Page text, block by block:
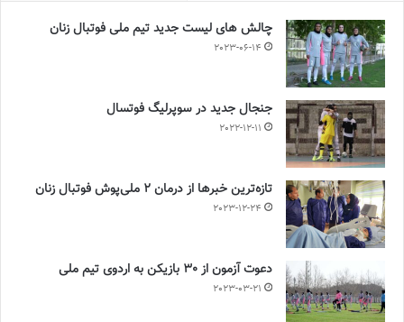
چالش هاى ليست جدید تيم ملى فوتبال زنان
2023-06-14
جنجال جدید در سوپرلیگ فوتسال
2022-12-11
تازه‌ترین خبرها از درمان ۲ ملی‌پوش فوتبال زنان
2023-12-24
دعوت آزمون از 30 بازیکن به اردوی تیم ملی
2023-03-21